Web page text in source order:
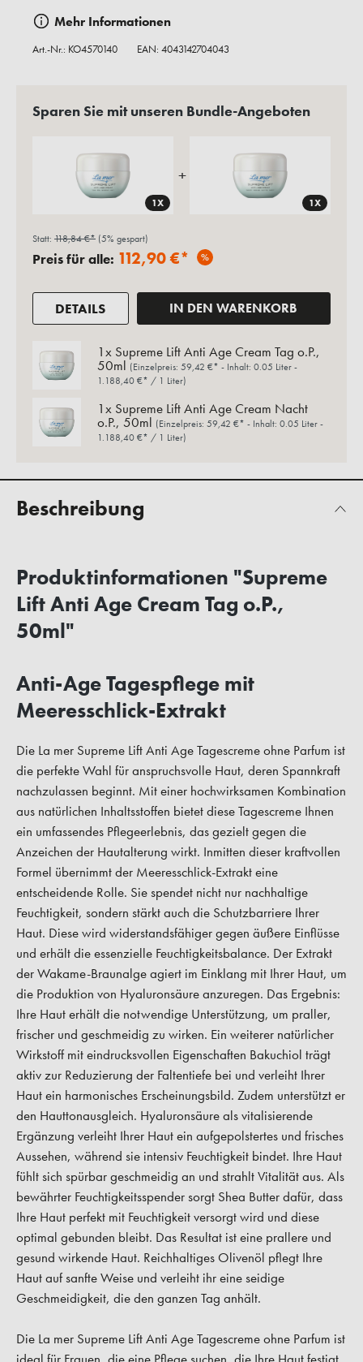
Mehr Informationen
Art.-Nr.: KO4570140 EAN: 4043142704043
Sparen Sie mit unseren Bundle-Angeboten
+
1X 1X
Statt: 118,84 €* (5% gespart)
Preis für alle: 112,90 €* %
DETAILS IN DEN WARENKORB
1x Supreme Lift Anti Age Cream Tag o.P.,
50ml (Einzelpreis: 59,42 €* - Inhalt: 0.05 Liter-
1.188,40 €* / 1 Liter)
1x Supreme Lift Anti Age Cream Nacht
o.P., 50ml (Einzelpreis: 59,42 €* - Inhalt: 0.05 Liter-
1.188,40 €* / 1 Liter)
Beschreibung
Produktinformationen "Supreme
Lift Anti Age Cream Tag o.P.,
50ml"
Anti-Age Tagespflege mit
Meeresschlick-Extrakt
Die La mer Supreme Lift Anti Age Tagescreme ohne Parfum ist
die perfekte Wahl für anspruchsvolle Haut, deren Spannkraft
nachzulassen beginnt. Mit einer hochwirksamen Kombination
aus natürlichen Inhaltsstoffen bietet diese Tagescreme Ihnen
ein umfassendes Pflegeerlebnis, das gezielt gegen die
Anzeichen der Hautalterung wirkt. Inmitten dieser kraftvollen
Formel übernimmt der Meeresschlick-Extrakt eine
entscheidende Rolle. Sie spendet nicht nur nachhaltige
Feuchtigkeit, sondern stärkt auch die Schutzbarriere Ihrer
Haut. Diese wird widerstandsfähiger gegen äußere Einflüsse
und erhält die essenzielle Feuchtigkeitsbalance. Der Extrakt
der Wakame-Braunalge agiert im Einklang mit Ihrer Haut, um
die Produktion von Hyaluronsäure anzuregen. Das Ergebnis:
Ihre Haut erhält die notwendige Unterstützung, um praller,
frischer und geschmeidig zu wirken. Ein weiterer natürlicher
Wirkstoff mit eindrucksvollen Eigenschaften Bakuchiol trägt
aktiv zur Reduzierung der Faltentiefe bei und verleiht Ihrer
Haut ein harmonisches Erscheinungsbild. Zudem unterstützt er
den Hauttonausgleich. Hyaluronsäure als vitalisierende
Ergänzung verleiht Ihrer Haut ein aufgepolstertes und frisches
Aussehen, während sie intensiv Feuchtigkeit bindet. Ihre Haut
fühlt sich spürbar geschmeidig an und strahlt Vitalität aus. Als
bewährter Feuchtigkeitsspender sorgt Shea Butter dafür, dass
Ihre Haut perfekt mit Feuchtigkeit versorgt wird und diese
optimal gebunden bleibt. Das Resultat ist eine prallere und
gesund wirkende Haut. Reichhaltiges Olivenöl pflegt Ihre
Haut auf sanfte Weise und verleiht ihr eine seidige
Geschmeidigkeit, die den ganzen Tag anhält.
Die La mer Supreme Lift Anti Age Tagescreme ohne Parfum ist